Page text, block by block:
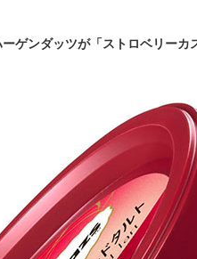
ゲンダッツが「ストロベリー